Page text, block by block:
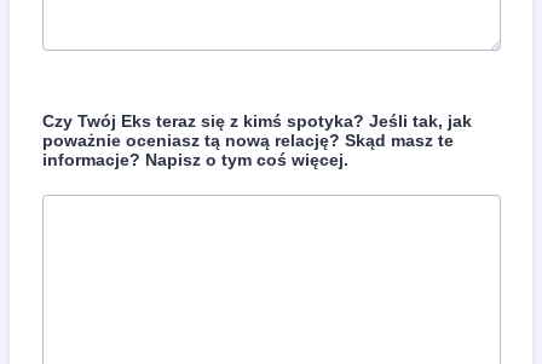
Czy Twój Eks teraz się z kimś spotyka? Jeśli tak, jak
poważnie oceniasz tą nową relację? Skąd masz te
informacje? Napisz o tym coś więcej.